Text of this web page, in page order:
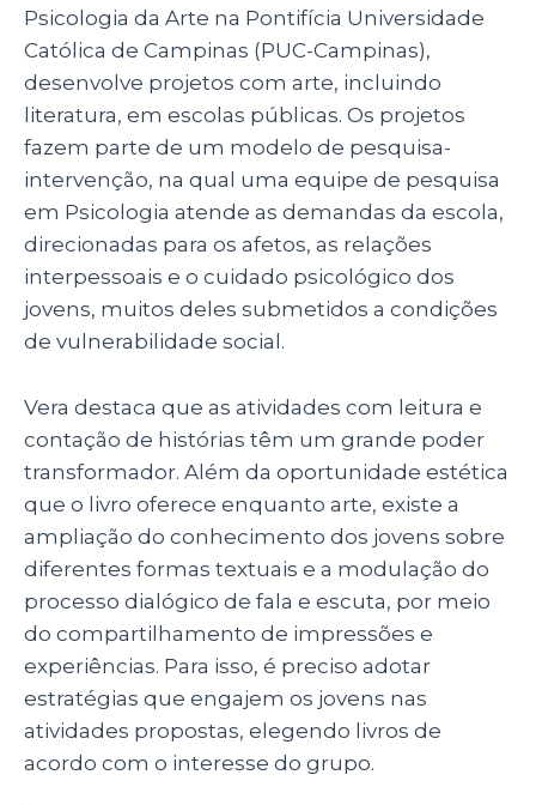
Psicologia da Arte na Pontifícia Universidade
Católica de Campinas (PUC-Campinas),
desenvolve projetos com arte, incluindo
literatura, em escolas públicas. Os projetos
fazem parte de um modelo de pesquisa-
intervenção, na qual uma equipe de pesquisa
em Psicologia atende as demandas da escola,
direcionadas para os afetos, as relações
interpessoais e o cuidado psicológico dos
jovens, muitos deles submetidos a condições
de vulnerabilidade social.
Vera destaca que as atividades com leitura e
contação de histórias têm um grande poder
transformador. Além da oportunidade estética
que o livro oferece enquanto arte, existe a
ampliação do conhecimento dos jovens sobre
diferentes formas textuais e a modulação do
processo dialógico de fala e escuta, por meio
do compartilhamento de impressões e
experiências. Para isso, é preciso adotar
estratégias que engajem os jovens nas
atividades propostas, elegendo livros de
acordo com o interesse do grupo.